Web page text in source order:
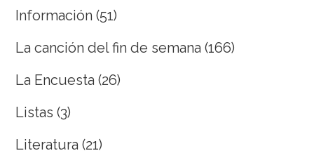
Información (51)
La canción del fin de semana (166)
La Encuesta (26)
Listas (3)
Literatura (21)